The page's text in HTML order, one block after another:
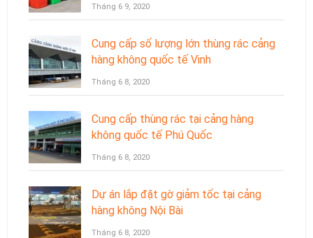
Tháng 6 9, 2020
Cung cấp số lượng lớn thùng rác cảng
hàng không quốc tế Vinh
Tháng 6 8, 2020
Cung cấp thùng rác tại cảng hàng
không quốc tế Phú Quốc
Tháng 6 8, 2020
Dự án lắp đặt gờ giảm tốc tại cảng
hàng không Nội Bài
Tháng 6 8, 2020